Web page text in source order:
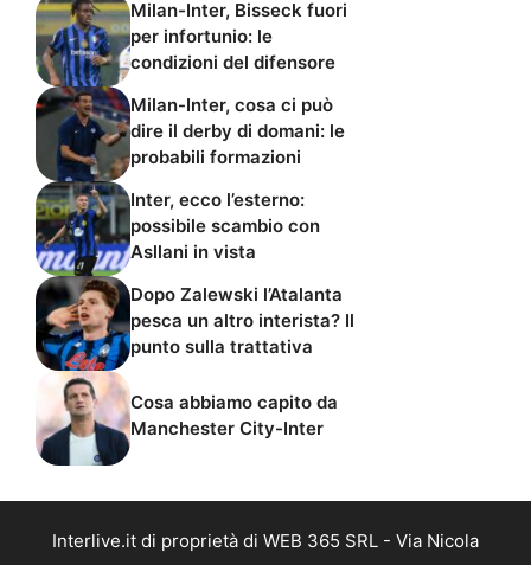
Milan-Inter, Bisseck fuori
per infortunio: le
condizioni del difensore
Milan-Inter, cosa ci può
dire il derby di domani: le
probabili formazioni
Inter, ecco l’esterno:
possibile scambio con
Asllani in vista
Dopo Zalewski l’Atalanta
pesca un altro interista? Il
punto sulla trattativa
Cosa abbiamo capito da
Manchester City-Inter
Interlive.it di proprietà di WEB 365 SRL - Via Nicola